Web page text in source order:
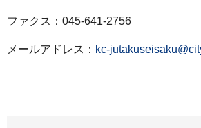
ファクス：045-641-2756
メールアドレス： kc-